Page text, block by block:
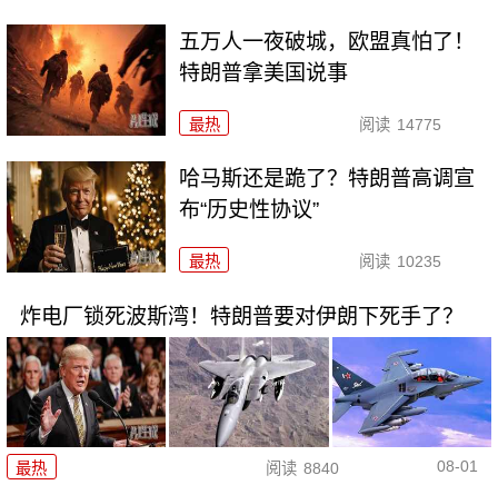
五万人一夜破城，欧盟真怕了！
特朗普拿美国说事
最热 阅读 14775
哈马斯还是跪了？特朗普高调宣
布“历史性协议”
最热 阅读 10235
炸电厂锁死波斯湾！特朗普要对伊朗下死手了？
最热 阅读 8840 08-01